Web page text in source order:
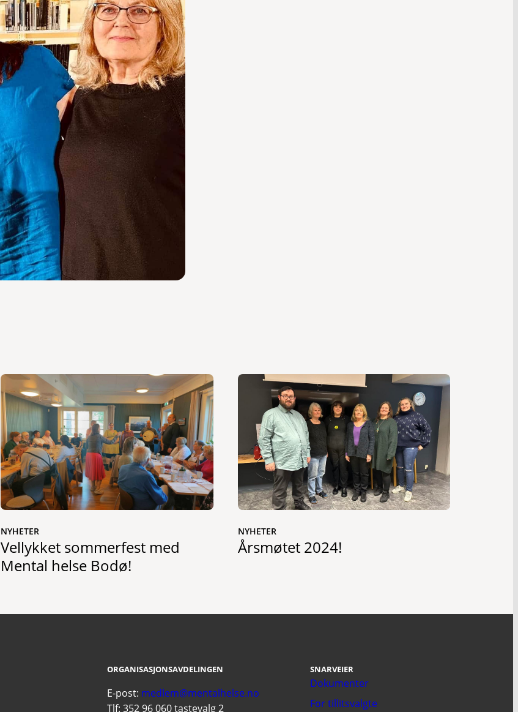
NYHETER
Vellykket sommerfest med
Mental helse Bodø!
NYHETER
Årsmøtet 2024!
ORGANISASJONSAVDELINGEN
E-post: medlem@mentalhelse.no
Tlf: 352 96 060 tastevalg 2
SNARVEIER
Dokumenter
For tillitsvalgte